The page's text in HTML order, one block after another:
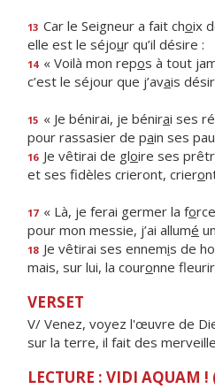
13 Car le Seigneur a fait choix
elle est le séjour qu’il désire :
14 « Voilà mon repos à tout
c’est le séjour que j’avais
15 « Je bénirai, je bénirai ses
pour rassasier de pain ses
16 Je vêtirai de gloire ses
et ses fidèles crieront, criero
17 « Là, je ferai germer la fo
pour mon messie, j’ai allumé
18 Je vêtirai ses ennemis de
mais, sur lui, la couronne
VERSET
V/ Venez, voyez l'œuvre de
sur la terre, il fait des
LECTURE : VIDI AQUAM